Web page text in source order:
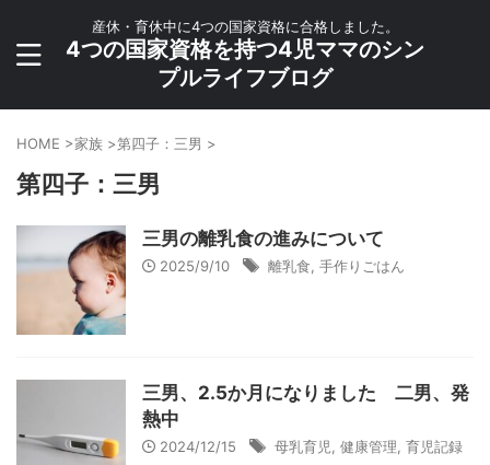
産休・育休中に4つの国家資格に合格しました。
4つの国家資格を持つ4児ママのシン
プルライフブログ
HOME >家族 >第四子：三男 >
第四子：三男
三男の離乳食の進みについて
2025/9/10 離乳食 手作りごはん
三男、2.5か月になりました 二男、発
熱中
2024/12/15 母乳育児 健康管理 育児記録